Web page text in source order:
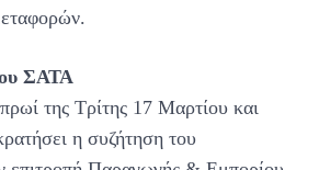
ΣΑΤΑ
της Τρίτης 17 Μαρτίου και
η συζήτηση του